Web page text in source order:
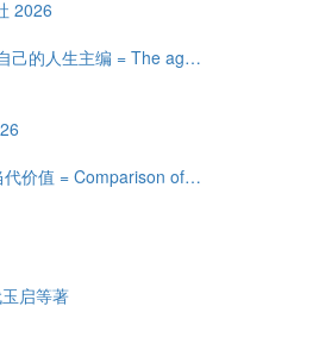
2026
己的人生主编 = The ag…
代价值 = Comparison of…
启等著